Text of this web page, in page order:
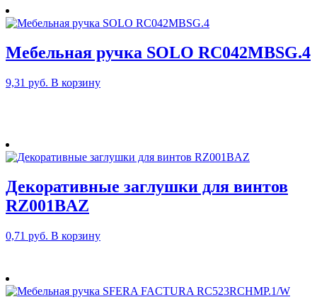
Мебельная ручка SOLO RC042MBSG.4
9,31 руб. В корзину
Декоративные заглушки для винтов
RZ001BAZ
0,71 руб. В корзину